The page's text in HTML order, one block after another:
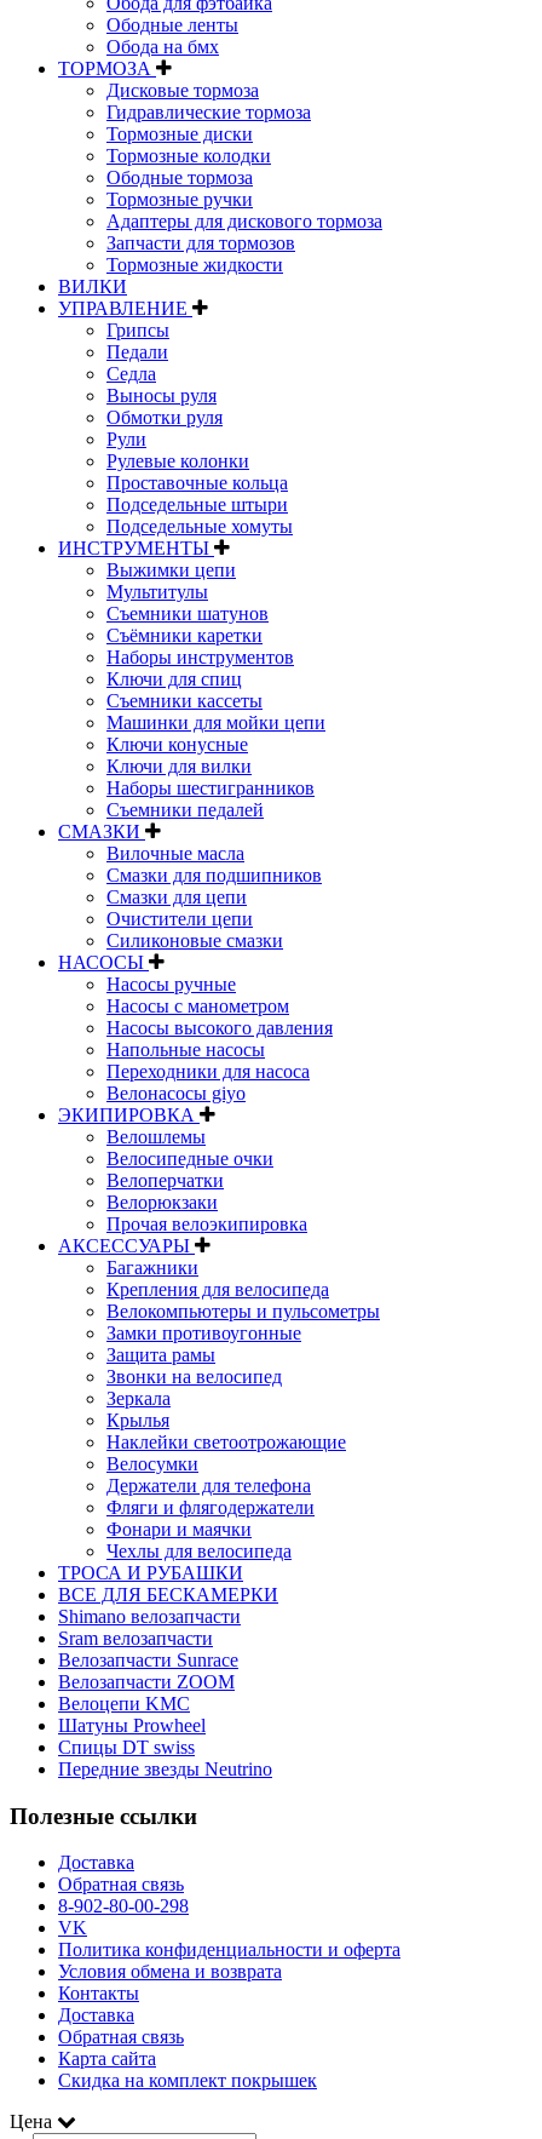
Ободные ленты
Обода на бмх
ТОРМОЗА
Дисковые тормоза
Гидравлические тормоза
Тормозные диски
Тормозные колодки
Ободные тормоза
Тормозные ручки
Адаптеры для дискового тормоза
Запчасти для тормозов
Тормозные жидкости
ВИЛКИ
УПРАВЛЕНИЕ
Грипсы
Педали
Седла
Выносы руля
Обмотки руля
Рули
Рулевые колонки
Проставочные кольца
Подседельные штыри
Подседельные хомуты
ИНСТРУМЕНТЫ
Выжимки цепи
Мультитулы
Съемники шатунов
Съёмники каретки
Наборы инструментов
Ключи для спиц
Съемники кассеты
Машинки для мойки цепи
Ключи конусные
Ключи для вилки
Наборы шестигранников
Съемники педалей
СМАЗКИ
Вилочные масла
Смазки для подшипников
Смазки для цепи
Очистители цепи
Силиконовые смазки
НАСОСЫ
Насосы ручные
Насосы с манометром
Насосы высокого давления
Напольные насосы
Переходники для насоса
Велонасосы giyo
ЭКИПИРОВКА
Велошлемы
Велосипедные очки
Велоперчатки
Велорюкзаки
Прочая велоэкипировка
АКСЕССУАРЫ
Багажники
Крепления для велосипеда
Велокомпьютеры и пульсометры
Замки противоугонные
Защита рамы
Звонки на велосипед
Зеркала
Крылья
Наклейки светоотрожающие
Велосумки
Держатели для телефона
Фляги и флягодержатели
Фонари и маячки
Чехлы для велосипеда
ТРОСА И РУБАШКИ
ВСЕ ДЛЯ БЕСКАМЕРКИ
Shimano велозапчасти
Sram велозапчасти
Велозапчасти Sunrace
Велозапчасти ZOOM
Велоцепи KMC
Шатуны Prowheel
Спицы DT swiss
Передние звезды Neutrino
Полезные ссылки
Доставка
Обратная связь
8-902-80-00-298
VK
Политика конфиденциальности и оферта
Условия обмена и возврата
Контакты
Доставка
Обратная связь
Карта сайта
Скидка на комплект покрышек
Цена